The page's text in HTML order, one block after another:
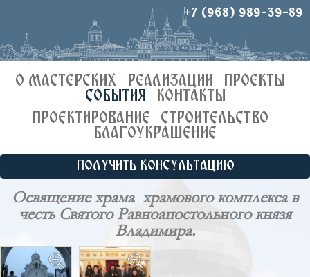
+7 (968) 989-39-89
О МАСТЕРСКИХ РЕАЛИЗАЦИИ
ПРОЕКТЫ
СОБЫТИЯ
КОНТАКТЫ
ПРОЕКТИРОВАНИЕ
СТРОИТЕЛЬСТВО
БЛАГОУКРАШЕНИЕ
ПОЛУЧИТЬ КОНСУЛЬТАЦИЮ
Освящение храма храмового комплекса в
честь Святого Равноапостольного князя
Владимира.